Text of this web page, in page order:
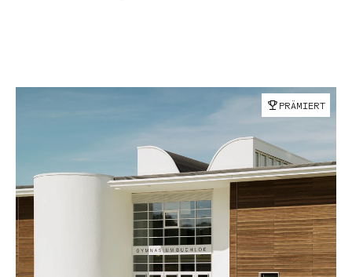
PRÄMIERT
GEORG REISCH GMBH & CO. KG
Schwarzachstraße 21
T. 07581 2002-0